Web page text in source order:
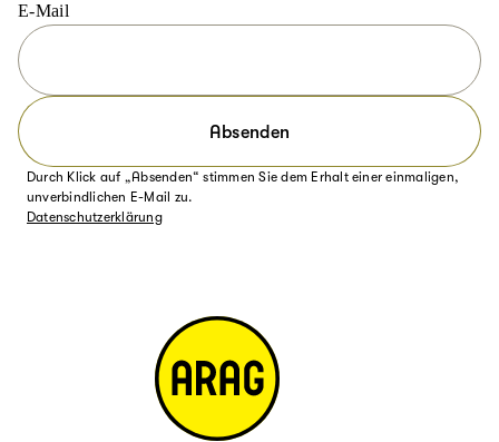
E-Mail
Absenden
Durch Klick auf „Absenden“ stimmen Sie dem Erhalt einer einmaligen,
unverbindlichen E-Mail zu.
Datenschutzerklärung